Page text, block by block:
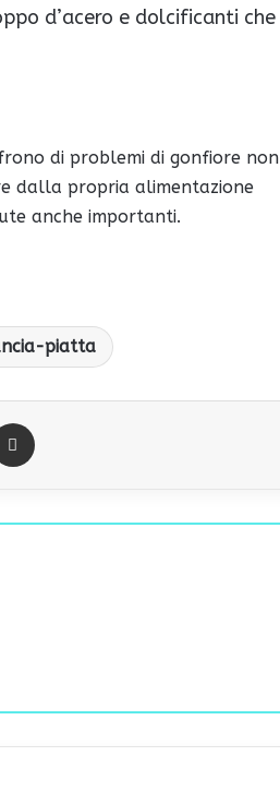
d’acero e dolcificanti che
di problemi di gonfiore non
dalla propria alimentazione
anche importanti.
piatta